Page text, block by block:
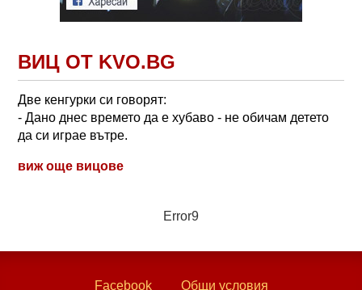
ВИЦ ОТ KVO.BG
Две кенгурки си говорят:
- Дано днес времето да е хубаво - не обичам детето
да си играе вътре.
виж още вицове
Error9
Facebook Общи условия